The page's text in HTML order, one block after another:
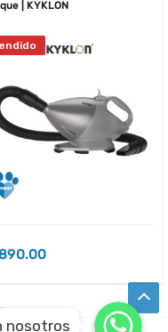
| KYKLON
WhatsApp
WhatsApp
nosotros